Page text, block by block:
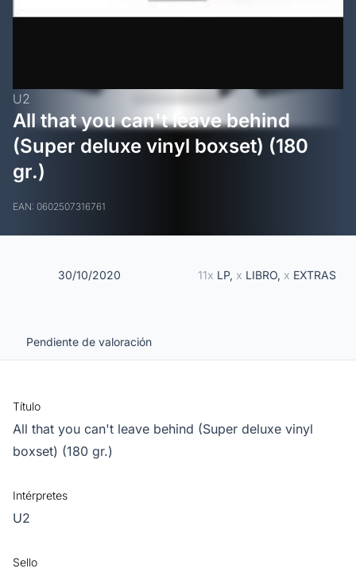
U2
All that you can't leave behind
(Super deluxe vinyl boxset) (180
gr.)
EAN: 0602507316761
30/10/2020 11x LP, x LIBRO, x EXTRAS
Pendiente de valoración
Título
All that you can't leave behind (Super deluxe vinyl
boxset) (180 gr.)
Intérpretes
U2
Sello